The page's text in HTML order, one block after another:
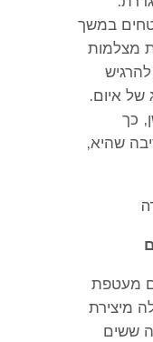
במשך
מצלמות
של איום.
, כך
שהיא,
מעטפת
מיצירת
ששים